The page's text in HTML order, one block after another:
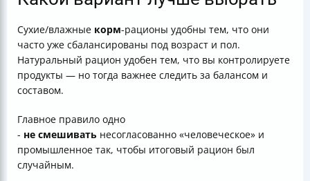
Сухие/влажные корм-рационы удобны тем, что они
часто уже сбалансированы под возраст и пол.
Натуральный рацион удобен тем, что вы контролируете
продукты — но тогда важнее следить за балансом и
составом.
Главное правило одно
- не смешивать несогласованно «человеческое» и
промышленное так, чтобы итоговый рацион был
случайным.